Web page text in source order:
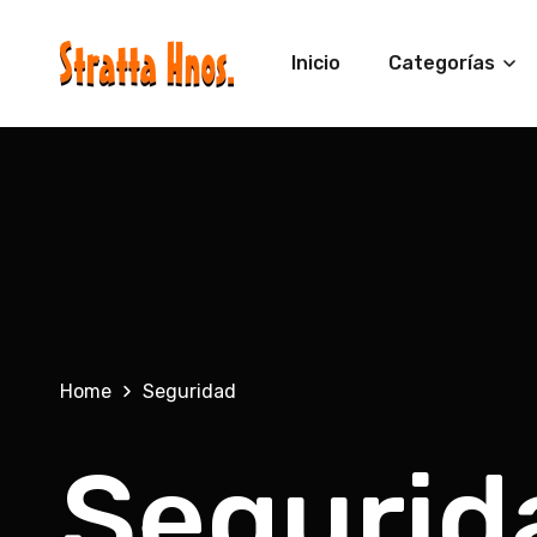
Al Contenido
Inicio Categorías
Home Seguridad